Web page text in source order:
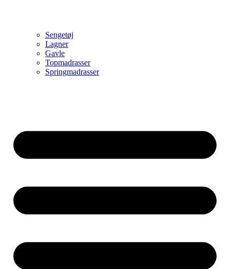
Sengetøj
Lagner
Gavle
Topmadrasser
Springmadrasser